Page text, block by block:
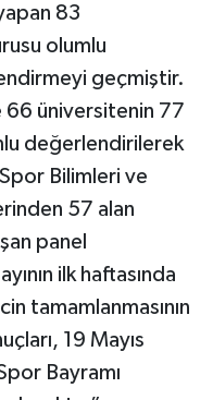
83
olumlu
geçmiştir.
66 üniversitenin 77
değerlendirilerek
Bilimleri ve
57 alan
panel
ilk haftasında
tamamlanmasının
19 Mayıs
Bayramı